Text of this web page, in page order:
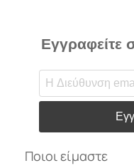
Εγγραφείτε
Ποιοι είμαστε